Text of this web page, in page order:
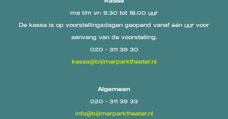
ma t/m vr: 9.30 tot 18.00 uur
De kassa is op voorstellingsdagen geopend vanaf één uur voor
aanvang van de voorstelling.
020 - 311 39 30
kassa@bijlmerparktheater.nl
Algemeen
020 - 311 39 33
info@bijlmerparktheater.nl